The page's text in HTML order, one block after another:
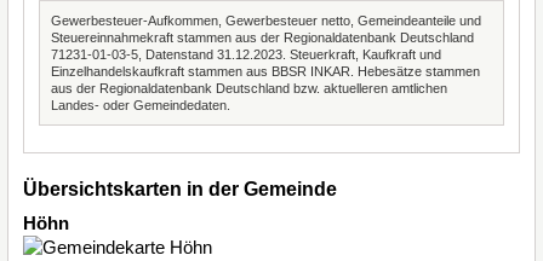
Gewerbesteuer-Aufkommen, Gewerbesteuer netto, Gemeindeanteile und
Steuereinnahmekraft stammen aus der Regionaldatenbank Deutschland
71231-01-03-5, Datenstand 31.12.2023. Steuerkraft, Kaufkraft und
Einzelhandelskaufkraft stammen aus BBSR INKAR. Hebesätze stammen
aus der Regionaldatenbank Deutschland bzw. aktuelleren amtlichen
Landes- oder Gemeindedaten.
Übersichtskarten in der Gemeinde
Höhn